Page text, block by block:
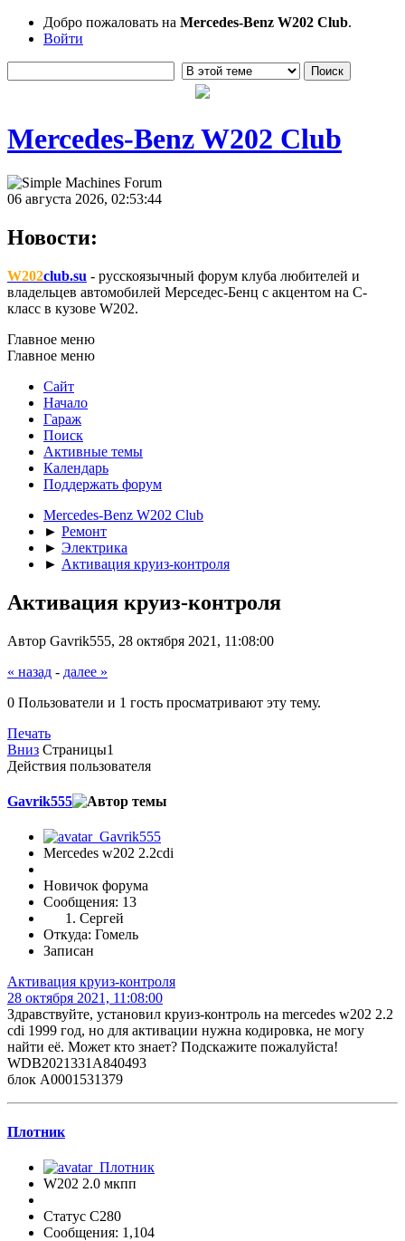
Добро пожаловать на Mercedes-Benz W202 Club.
Войти
Mercedes-Benz W202 Club
06 августа 2026, 02:53:44
Новости:
W202club.su - русскоязычный форум клуба любителей и
владельцев автомобилей Мерседес-Бенц с акцентом на C-
класс в кузове W202.
Главное меню
Главное меню
Сайт
Начало
Гараж
Поиск
Активные темы
Календарь
Поддержать форум
Mercedes-Benz W202 Club
► Ремонт
► Электрика
► Активация круиз-контроля
Активация круиз-контроля
Автор Gavrik555, 28 октября 2021, 11:08:00
« назад - далее »
0 Пользователи и 1 гость просматривают эту тему.
Печать
Вниз Страницы1
Действия пользователя
Gavrik555
Mercedes w202 2.2cdi
Новичок форума
Сообщения: 13
Сергей
Откуда: Гомель
Записан
Активация круиз-контроля
28 октября 2021, 11:08:00
Здравствуйте, установил круиз-контроль на mercedes w202 2.2
cdi 1999 год, но для активации нужна кодировка, не могу
найти её. Может кто знает? Подскажите пожалуйста!
WDB2021331A840493
блок A0001531379
Плотник
W202 2.0 мкпп
Статус C280
Сообщения: 1,104